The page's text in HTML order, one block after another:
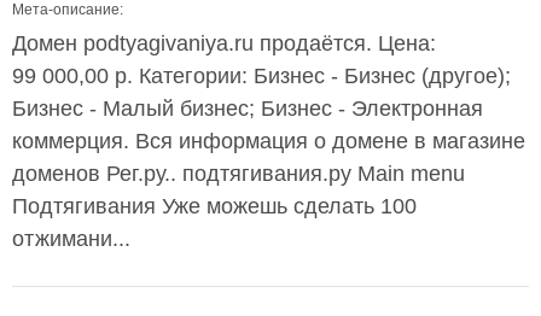
Мета-описание:
Домен podtyagivaniya.ru продаётся. Цена:
99 000,00 р. Категории: Бизнес - Бизнес (другое);
Бизнес - Малый бизнес; Бизнес - Электронная
коммерция. Вся информация о домене в магазине
доменов Рег.ру.. подтягивания.ру Main menu
Подтягивания Уже можешь сделать 100
отжимани...